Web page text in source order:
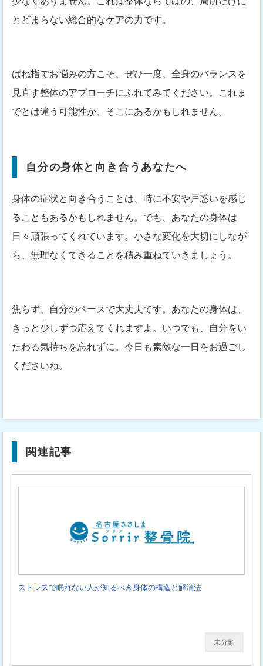
とどまらない総合的なケアの力です。
ばね指でお悩みの方こそ、ぜひ一度、全身のバランスを
見直す整体のアプローチにふれてみてください。これま
でとは違う可能性が、そこにあるかもしれません。
自分の身体と向き合うあなたへ
身体の症状と向き合うことは、時に不安や戸惑いを感じ
ることもあるかもしれません。でも、あなたの身体は
日々頑張ってくれています。小さな変化を大切にしなが
ら、無理なくできることを積み重ねていきましょう。
焦らず、自分のペースで大丈夫です。あなたの身体は、
きっと少しずつ応えてくれますよ。いつでも、自分をい
たわる気持ちを忘れずに。今日も素敵な一日をお過ごし
くださいね。
関連記事
ストレスで眠れない人が知るべき身体の構造と解消法
未分類